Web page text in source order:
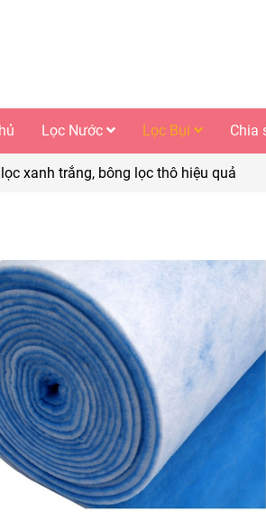
Lọc Nước Lọc Bụi Chia
xanh trắng, bông lọc thô hiệu quả